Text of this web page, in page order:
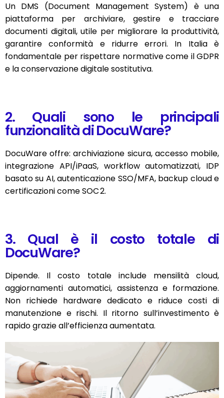
Un DMS (Document Management System) è una
piattaforma per archiviare, gestire e tracciare
documenti digitali, utile per migliorare la produttività,
garantire conformità e ridurre errori. In Italia è
fondamentale per rispettare normative come il GDPR
e la conservazione digitale sostitutiva.
2. Quali sono le principali
funzionalità di DocuWare?
DocuWare offre: archiviazione sicura, accesso mobile,
integrazione API/iPaaS, workflow automatizzati, IDP
basato su AI, autenticazione SSO/MFA, backup cloud e
certificazioni come SOC 2.
3. Qual è il costo totale di
DocuWare?
Dipende. Il costo totale include mensilità cloud,
aggiornamenti automatici, assistenza e formazione.
Non richiede hardware dedicato e riduce costi di
manutenzione e rischi. Il ritorno sull’investimento è
rapido grazie all’efficienza aumentata.